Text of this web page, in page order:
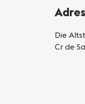
Die
Cr de